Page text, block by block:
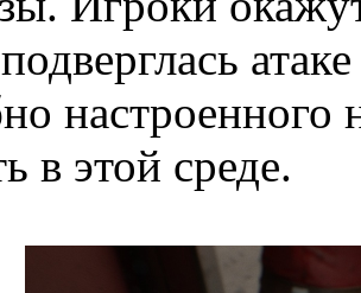
настроенного
в этой среде.